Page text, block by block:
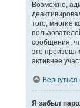
Возможно,
того, многие
сообщения,
это
активнее
Вернуться
Я забыл